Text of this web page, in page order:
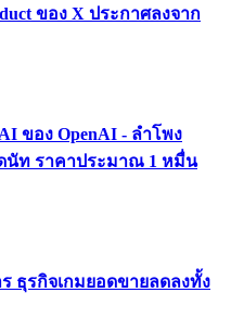
ของ X ประกาศลงจาก
ของ OpenAI - ลำโพง
นัท ราคาประมาณ 1 หมื่น
ธุรกิจเกมยอดขายลดลงทั้ง